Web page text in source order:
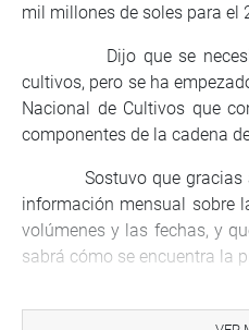
mil millones de soles para el
Dijo que se necesita
cultivos, pero se ha
Nacional de Cultivos que
componentes de la cadena
Sostuvo que gracias a
información mensual sobre
volúmenes y las fechas, y
sabrá cómo se encuentra la